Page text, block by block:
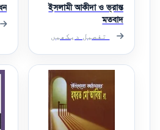
ইসলামী আকীদা ও ভ্রান্ত
মতবাদ
تفصیل دیکھیں